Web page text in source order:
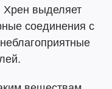
Хрен выделяет
соединения с